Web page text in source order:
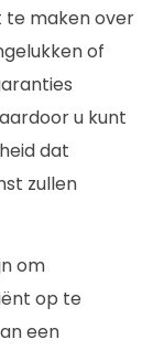
te maken over
of
u kunt
dat
zullen
om
op te
een